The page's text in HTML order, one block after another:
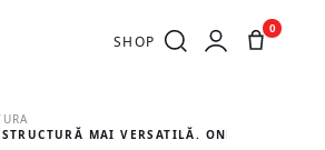
SHOP
0
MAI VERSATILĂ. ONE GREEN